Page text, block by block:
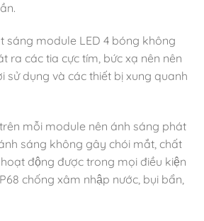
sáng module LED 4 bóng không
ra các tia cực tím, bức xạ nên nên
sử dụng và các thiết bị xung quanh
mỗi module nên ánh sáng phát
sáng không gây chói mắt, chất
động được trong mọi điều kiện
chống xâm nhập nước, bụi bẩn,